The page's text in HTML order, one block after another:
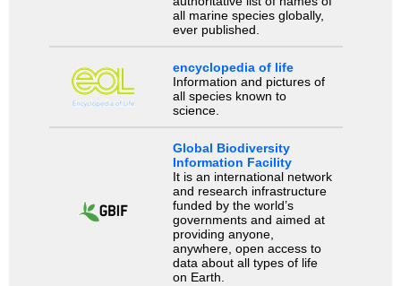
all marine species globally,
ever published.
encyclopedia of life
Information and pictures of
all species known to
science.
Global Biodiversity
Information Facility
It is an international network
and research infrastructure
funded by the world’s
governments and aimed at
providing anyone,
anywhere, open access to
data about all types of life
on Earth.